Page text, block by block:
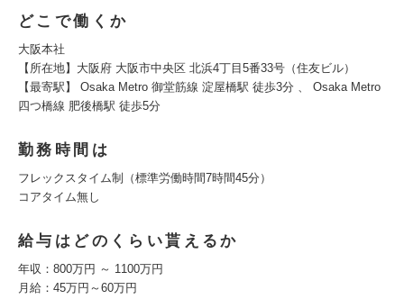
どこで働くか
大阪本社
【所在地】大阪府 大阪市中央区 北浜4丁目5番33号（住友ビル）
【最寄駅】 Osaka Metro 御堂筋線 淀屋橋駅 徒歩3分 、 Osaka Metro
四つ橋線 肥後橋駅 徒歩5分
勤務時間は
フレックスタイム制（標準労働時間7時間45分）
コアタイム無し
給与はどのくらい貰えるか
年収：800万円 ～ 1100万円
月給：45万円～60万円